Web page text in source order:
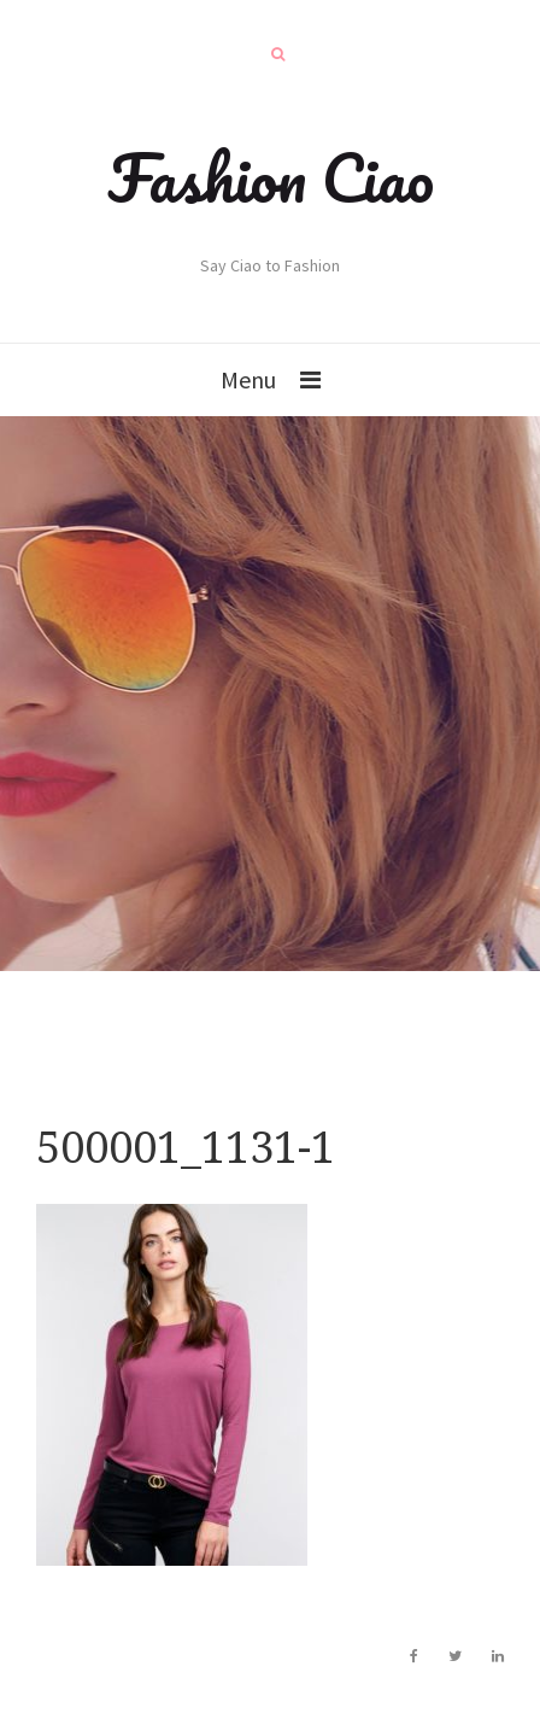
Fashion Ciao
Say Ciao to Fashion
Menu
500001_1131-1